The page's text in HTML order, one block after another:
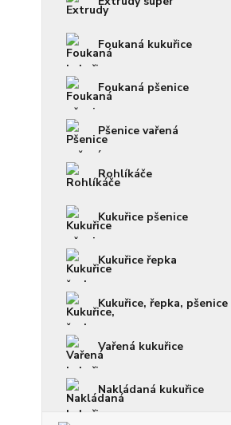
Foukaná kukuřice
Foukaná pšenice
Pšenice vařená
Rohlíkáče
Kukuřice pšenice
Kukuřice řepka
Kukuřice, řepka, pšenice
Vařená kukuřice
Nakládaná kukuřice